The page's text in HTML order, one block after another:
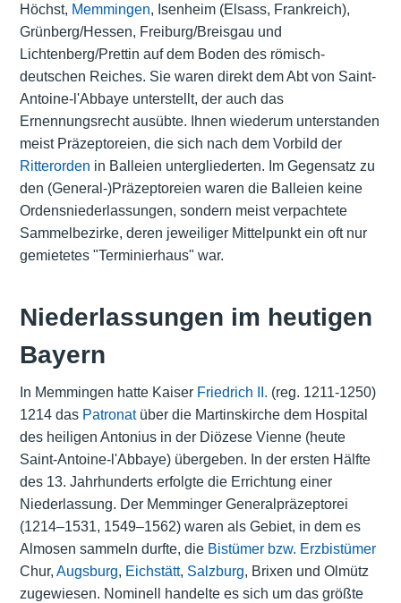
Höchst, Memmingen, Isenheim (Elsass, Frankreich),
Grünberg/Hessen, Freiburg/Breisgau und
Lichtenberg/Prettin auf dem Boden des römisch-
deutschen Reiches. Sie waren direkt dem Abt von Saint-
Antoine-l'Abbaye unterstellt, der auch das
Ernennungsrecht ausübte. Ihnen wiederum unterstanden
meist Präzeptoreien, die sich nach dem Vorbild der
Ritterorden in Balleien untergliederten. Im Gegensatz zu
den (General-)Präzeptoreien waren die Balleien keine
Ordensniederlassungen, sondern meist verpachtete
Sammelbezirke, deren jeweiliger Mittelpunkt ein oft nur
gemietetes "Terminierhaus" war.
Niederlassungen im heutigen
Bayern
In Memmingen hatte Kaiser Friedrich II. (reg. 1211-1250)
1214 das Patronatüber die Martinskirche dem Hospital
des heiligen Antonius in der Diözese Vienne (heute
Saint-Antoine-l'Abbaye) übergeben. In der ersten Hälfte
des 13. Jahrhunderts erfolgte die Errichtung einer
Niederlassung. Der Memminger Generalpräzeptorei
(1214–1531, 1549–1562) waren als Gebiet, in dem es
Almosen sammeln durfte, die Bistümer bzw. Erzbistümer
Chur, Augsburg, Eichstätt, Salzburg, Brixen und Olmütz
zugewiesen. Nominell handelte es sich um das größte